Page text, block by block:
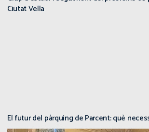
Ciutat Vella
El futur del pàrquing de Parcent: què